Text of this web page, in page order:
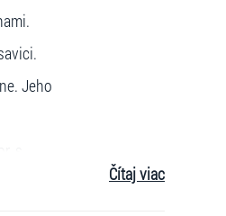
Jeho
s
Čítaj viac